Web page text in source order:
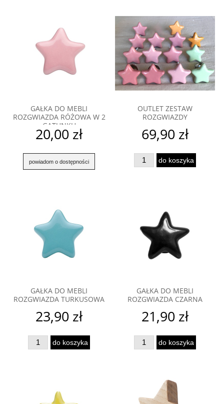
GAŁKA DO MEBLI
ROZGWIAZDA RÓŻOWA W 2
GATUNKU
20,00 zł
powiadom o dostępności
OUTLET ZESTAW
ROZGWIAZDY
69,90 zł
do koszyka
GAŁKA DO MEBLI
ROZGWIAZDA TURKUSOWA
23,90 zł
do koszyka
GAŁKA DO MEBLI
ROZGWIAZDA CZARNA
21,90 zł
do koszyka